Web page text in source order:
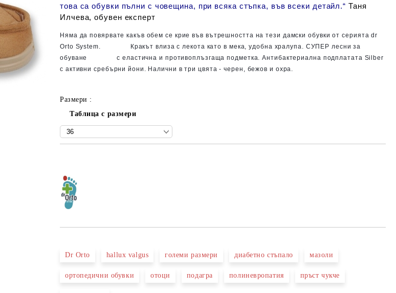
това са обувки пълни с човещина, при всяка стъпка, във всеки детайл.“ Таня
Илчева, обувен експерт
Няма да повярвате какъв обем се крие във вътрешността на тези дамски обувки от серията dr
Orto System.
????Кракът влиза с лекота като в мека, удобна хралупа. СУПЕР лесни за
обуване
????с еластична и противоплъзгаща подметка. Антибактериална подплатата Silber
с активни сребърни йони. Налични в три цвята - черен, бежов и охра.
Размери :
Таблица с размери
Dr Orto hallux valgus големи размери диабетно стъпало мазоли
ортопедични обувки отоци подагра полиневропатия пръст чукче